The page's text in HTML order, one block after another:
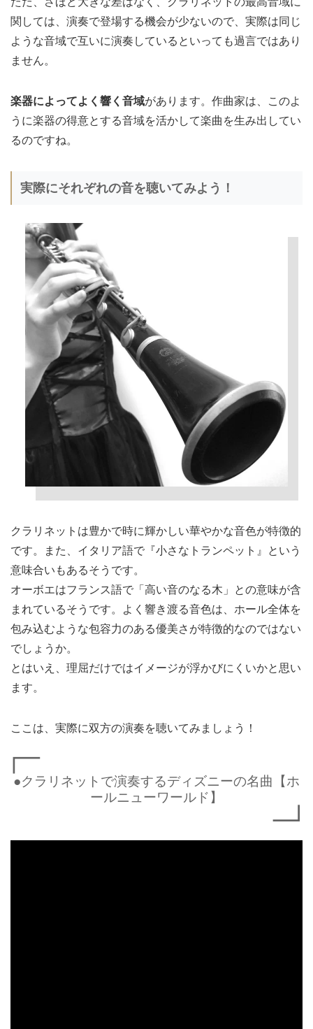
関しては、演奏で登場する機会が少ないので、実際は同じ
ような音域で互いに演奏しているといっても過言ではあり
ません。
楽器によってよく響く音域があります。作曲家は、このよ
うに楽器の得意とする音域を活かして楽曲を生み出してい
るのですね。
実際にそれぞれの音を聴いてみよう！
クラリネットは豊かで時に輝かしい華やかな音色が特徴的
です。また、イタリア語で『小さなトランペット』という
意味合いもあるそうです。
オーボエはフランス語で「高い音のなる木」との意味が含
まれているそうです。よく響き渡る音色は、ホール全体を
包み込むような包容力のある優美さが特徴的なのではない
でしょうか。
とはいえ、理屈だけではイメージが浮かびにくいかと思い
ます。
ここは、実際に双方の演奏を聴いてみましょう！
●クラリネットで演奏するディズニーの名曲【ホ
ールニューワールド】